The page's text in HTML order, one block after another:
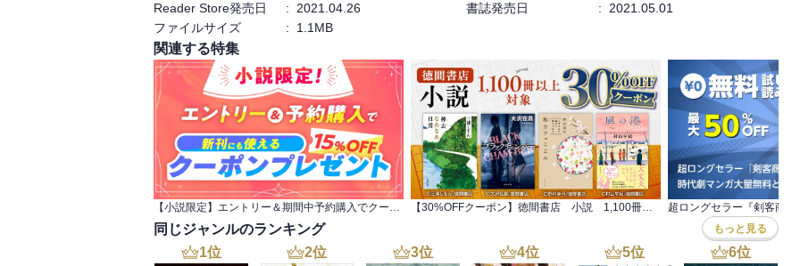
Reader Store発売日
: 2021.04.26 書誌発売日 :
2021.05.01
ファイルサイズ
: 1.1MB
関連する特集
【小説限定】エントリー＆期間中予約購入でクーポンプレゼント 【30%OFFクーポン】徳間書店 小説 1,100冊以上対象
同じジャンルのランキング もっと見る
1位 2位 3位 4位 5位 6位